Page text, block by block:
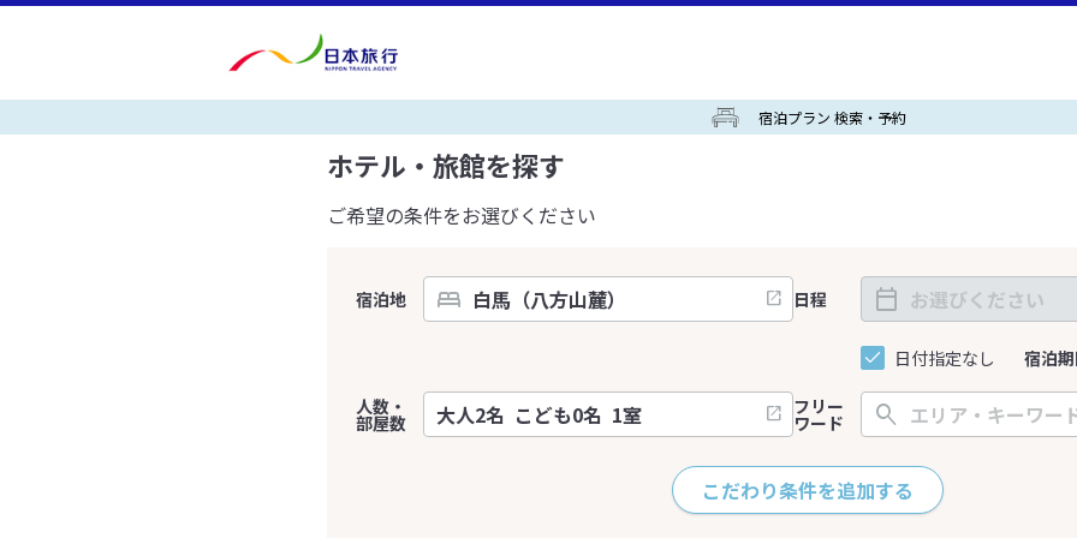
宿泊プラン 検索・予約
ホテル・旅館を探す
ご希望の条件をお選びください
宿泊地 日程
日付指定なし 宿泊
人数・
部屋数
フリー
ワード
こだわり条件を追加する